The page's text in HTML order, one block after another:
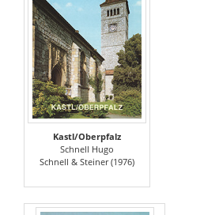
Kastl/Oberpfalz
Schnell Hugo
Schnell & Steiner (1976)